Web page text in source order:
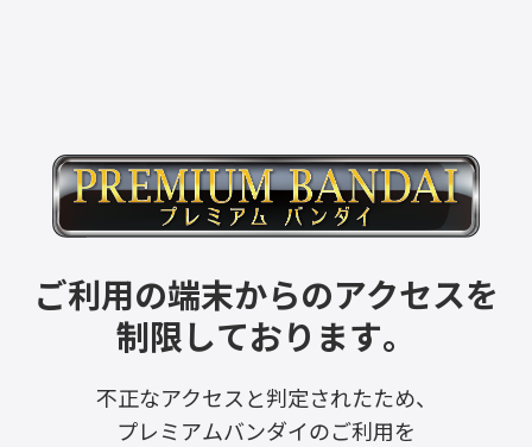
ご利用の端末からのアクセスを
制限しております。
不正なアクセスと判定されたため、
プレミアムバンダイのご利用を